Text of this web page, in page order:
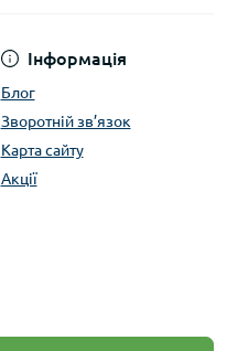
Інформація
Блог
Зворотній зв’язок
Карта сайту
Акції